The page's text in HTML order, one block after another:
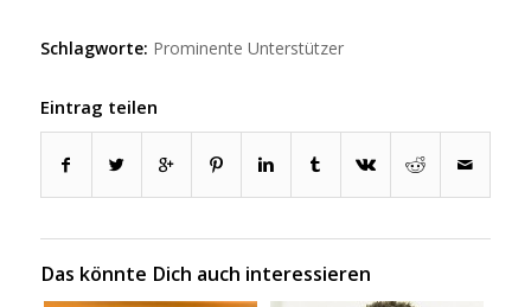
Schlagworte: Prominente Unterstützer
Eintrag teilen
Das könnte Dich auch interessieren